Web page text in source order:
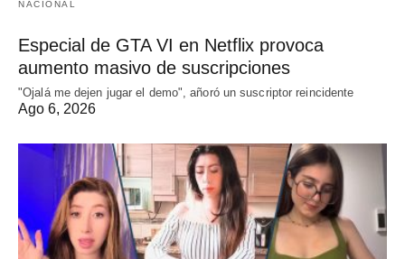
NACIONAL
Especial de GTA VI en Netflix provoca
aumento masivo de suscripciones
"Ojalá me dejen jugar el demo", añoró un suscriptor reincidente
Ago 6, 2026